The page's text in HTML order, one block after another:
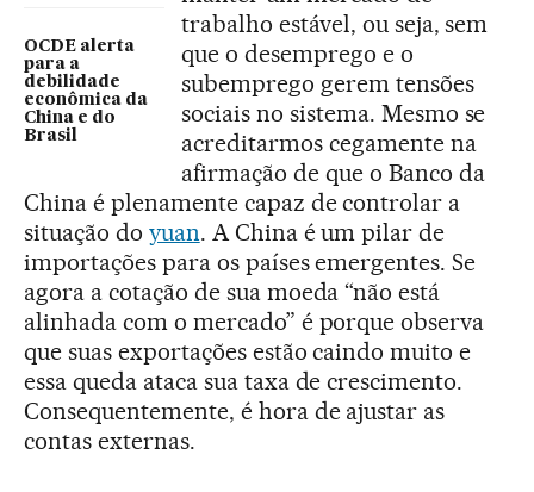
OCDE alerta
para a
debilidade
econômica da
China e do
Brasil
trabalho estável, ou seja, sem
que o desemprego e o
subemprego gerem tensões
sociais no sistema. Mesmo se
acreditarmos cegamente na
afirmação de que o Banco da
China é plenamente capaz de controlar a
situação do yuan. A China é um pilar de
importações para os países emergentes. Se
agora a cotação de sua moeda “não está
alinhada com o mercado” é porque observa
que suas exportações estão caindo muito e
essa queda ataca sua taxa de crescimento.
Consequentemente, é hora de ajustar as
contas externas.